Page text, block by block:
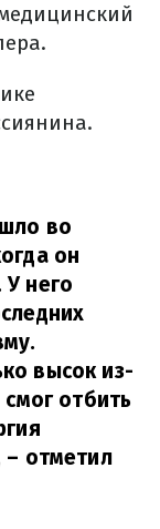
во
он
него
высок из-
отбить
– отметил